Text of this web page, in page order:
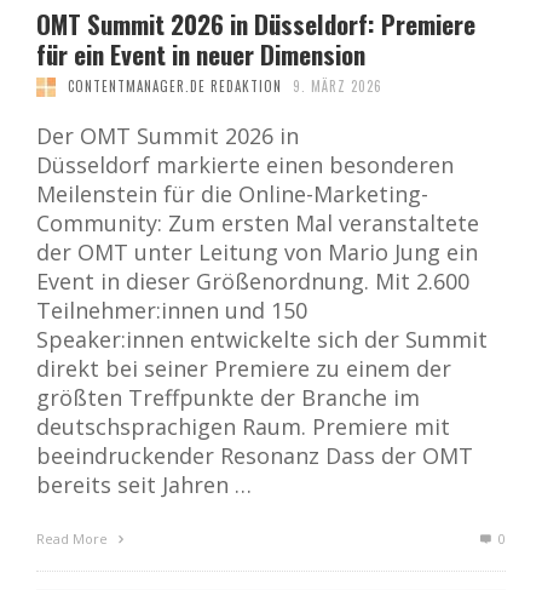
OMT Summit 2026 in Düsseldorf: Premiere
für ein Event in neuer Dimension
CONTENTMANAGER.DE REDAKTION 9. MÄRZ 2026
Der OMT Summit 2026 in
Düsseldorf markierte einen besonderen
Meilenstein für die Online-Marketing-
Community: Zum ersten Mal veranstaltete
der OMT unter Leitung von Mario Jung ein
Event in dieser Größenordnung. Mit 2.600
Teilnehmer:innen und 150
Speaker:innen entwickelte sich der Summit
direkt bei seiner Premiere zu einem der
größten Treffpunkte der Branche im
deutschsprachigen Raum. Premiere mit
beeindruckender Resonanz Dass der OMT
bereits seit Jahren …
Read More 0